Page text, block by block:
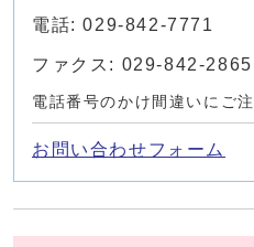
電話: 029-842-7771
ファクス: 029-842-2865
電話番号のかけ間違いにご
お問い合わせフォーム